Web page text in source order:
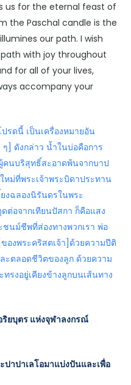
us for the eternal feast of
the Paschal candle is the
our path. I wish
with joy throughout
for all of your lives,
accompany your
นี้ เป็นเครื่องหมายอัน
] ดังกล่าว น้ำในบ่อคือการ
คนบริสุทธิ์สะอาดพ้นจากบาป
หม่ที่พระเจ้าพระบิดาประทาน
ยงฉลองนิรันดรในพระ
ต่อจากเทียนปัสกา ก็คือแสง
นม์ชีพที่ส่องทางพวกเรา พ่อ
องพระคริสตเจ้า]ด้วยความปีติ
ะตลอดชีวิตของลูก ด้วยความ
ทรงอยู่เคียงข้างลูกบนเส้นทาง
ยบุตร แห่งจุฬาลงกรณ์
ปาปาเลโอมาแบ่งปันและเพื่อ